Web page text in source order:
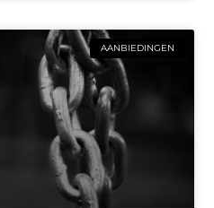
AANBIEDINGEN